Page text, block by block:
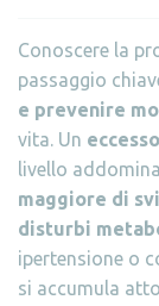
Conoscere la
passaggio
e prevenire
vita. Un
livello
maggiore di
disturbi
ipertensione o
si accumula